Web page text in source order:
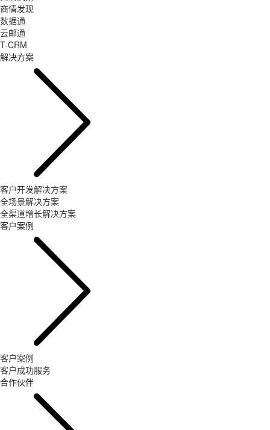
商情发现
数据通
云邮通
T-CRM
解决方案
客户开发解决方案
全场景解决方案
全渠道增长解决方案
客户案例
客户案例
客户成功服务
合作伙伴